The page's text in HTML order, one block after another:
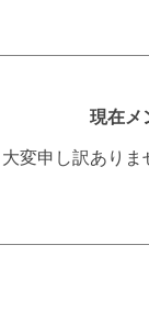
現在メ
大変申し訳あり